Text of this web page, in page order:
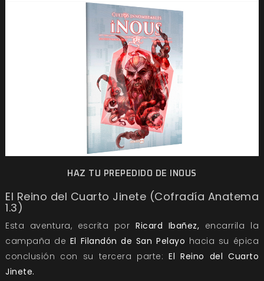
HAZ TU PREPEDIDO DE INOUS
El Reino del Cuarto Jinete (Cofradía Anatema
1.3)
Esta aventura, escrita porRicard Ibañez, encarrila la
campaña de El Filandón de San Pelayo hacia su épica
conclusión con su tercera parte: El Reino del Cuarto
Jinete.